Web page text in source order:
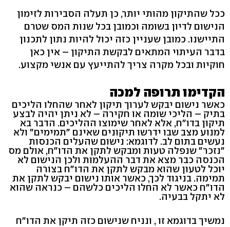
ככל שהתיקון מהותי יותר, כן תעלה הסבירות לזימון
הנישום לדיון בשומה וכמובן בכל שנות המס שטרם
התיישנו. כמובן שעניין כזה יכול להיות נתון לתכנון
בדבר העיתוי המתאים לבקשת התיקון – אין כאן
חוקיות ובכל מקרה צריך להתייעץ עם אנשי מקצוע.
הקדימו תרופה למכה
כאשר נישום יבקש לערוך תיקון לאחר שהחלו הליכים
בתיק – הליכי שומה או חקירה – לא ניתן יהיה לבצע
תיקון בדו"ח, אלא לאחר שימוצו ההליכים. הדבר בא
למנוע מצב שבו ידרשו תיקונים שאינם "תמימים" ולא
נעשים בתום לב. לדוגמא: נישום שהעלים הכנסות
"נזכר" שנפלה טעות ומבקש לתקן את הדו"ח, אולם מס
הכנסה כבר מצא את דבר ההעלמות ולכן הנישום לא
יוכל לטעון שהוא מבקש לתקן את הדו"ח בצורה
תמימה. בניגוד לכך, כאשר אותו נישום יבקש לתקן את
הדו"ח כאשר לא החלו הליכים כלשהם – כנראה שהוא
לא יתקל בבעיה.
נמשיך בדוגמא זו , ונניח שנישום כזה תיקן את הדו"ח